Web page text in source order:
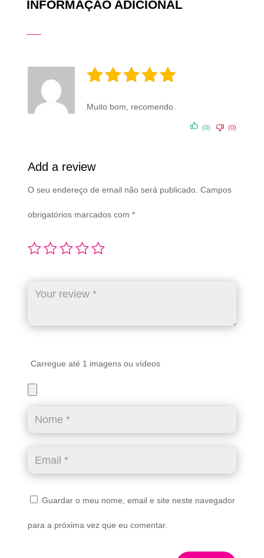
INFORMAÇÃO ADICIONAL
5de 5
Muito bom, recomendo.
(0) (0)
Add a review
O seu endereço de email não será publicado. Campos
obrigatórios marcados com *
Carregue até 1 imagens ou vídeos
Guardar o meu nome, email e site neste navegador
para a próxima vez que eu comentar.